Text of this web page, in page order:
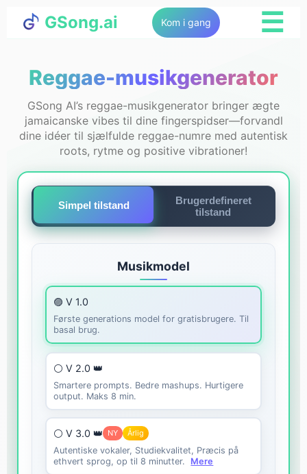
GSong.ai Kom i gang ☰
Reggae-musikgenerator
GSong AI’s reggae-musikgenerator bringer ægte
jamaicanske vibes til dine fingerspidser—forvandl
dine idéer til sjælfulde reggae-numre med autentisk
roots, rytme og positive vibrationer!
Simpel tilstand
Brugerdefineret
tilstand
Musikmodel
🟣 V 1.0
Første generations model for gratisbrugere. Til
basal brug.
⚪ V 2.0 👑
Smartere prompts. Bedre mashups. Hurtigere
output. Maks 8 min.
⚪ V 3.0 👑 NY Årlig
Autentiske vokaler, Studiekvalitet, Præcis på
ethvert sprog, op til 8 minutter.
Mere